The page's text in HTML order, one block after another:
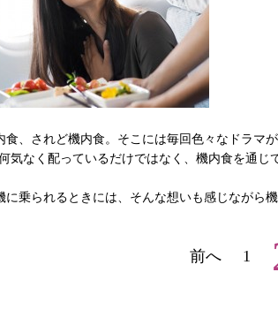
食、されど機内食。そこには毎回色々なドラマ
気なく配っているだけではなく、機内食を通
に乗られるときには、そんな想いも感じながら
前へ 1